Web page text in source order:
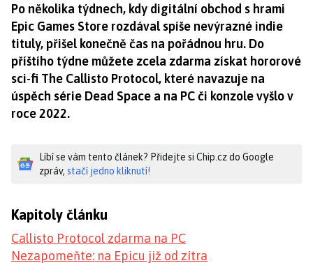
Po několika týdnech, kdy digitální obchod s hrami
Epic Games Store rozdával spíše nevýrazné indie
tituly, přišel konečně čas na pořádnou hru. Do
příštího týdne můžete zcela zdarma získat hororové
sci-fi The Callisto Protocol, které navazuje na
úspěch série Dead Space a na PC či konzole vyšlo v
roce 2022.
Líbí se vám tento článek? Přidejte si Chip.cz do Google
zpráv, stačí jedno kliknutí!
Kapitoly článku
Callisto Protocol zdarma na PC
Nezapomeňte: na Epicu již od zítra